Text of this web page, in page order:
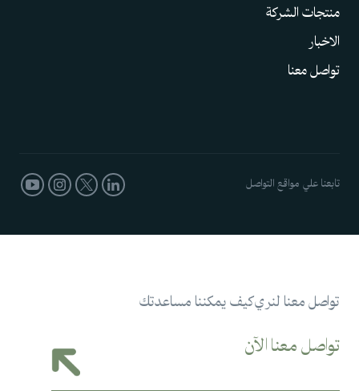
تواصل معنا لنري كيف يمكننا مساعدتك
منتجات الشركة
الاخبار
تواصل معنا
تابعنا علي مواقع التواصل